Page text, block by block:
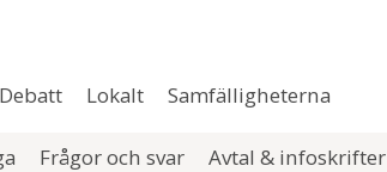
Debatt Lokalt Samfälligheterna
Frågor och svar Avtal & infoskrifter